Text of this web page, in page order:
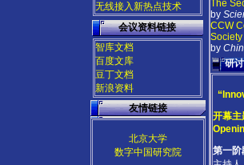
无线接入新热点技术
会议资料链接
智库文档
百度文库
豆丁文档
新浪资料
友情链接
北京大学
数字中国研究院
The
by
CCW
Society
by
研
开幕主
第一阶